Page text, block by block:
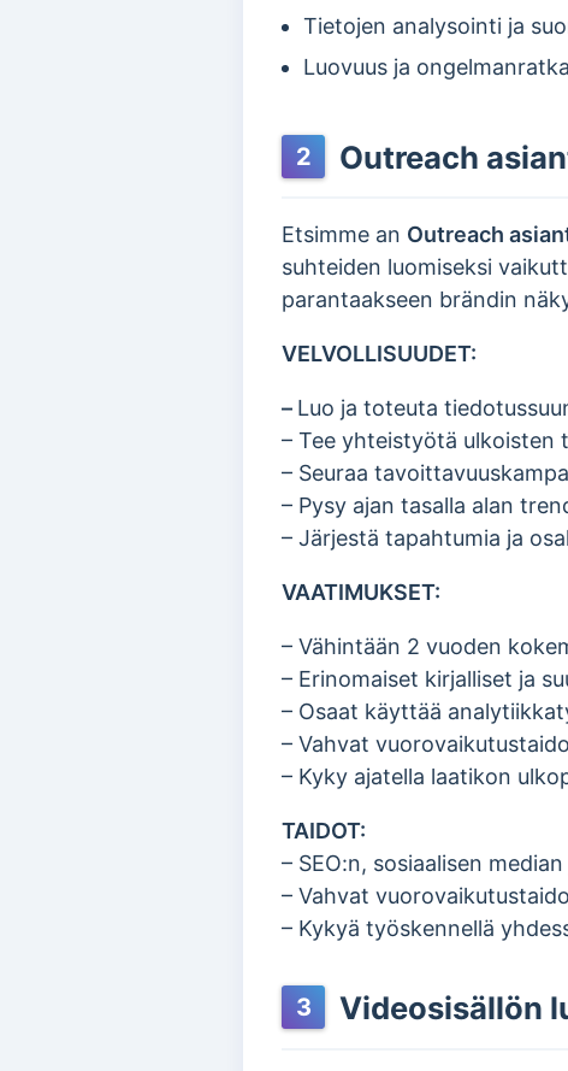
Tietojen analysointi ja
Luovuus ja
2 Outreach
Etsimme an Outreach
suhteiden luomiseksi
parantaakseen brändin
VELVOLLISUUDET:
– Luo ja toteuta
– Tee yhteistyötä ulkoisten
– Seuraa
– Pysy ajan tasalla alan
– Järjestä tapahtumia ja
VAATIMUKSET:
– Vähintään 2 vuoden
– Erinomaiset kirjalliset ja
– Osaat käyttää
– Vahvat
– Kyky ajatella laatikon
TAIDOT:
– SEO:n, sosiaalisen
– Vahvat
– Kykyä työskennellä
3 Videosisällön